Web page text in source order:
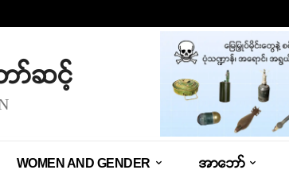
ာ်ဆင့်
WOMEN AND GENDER အာဘော်